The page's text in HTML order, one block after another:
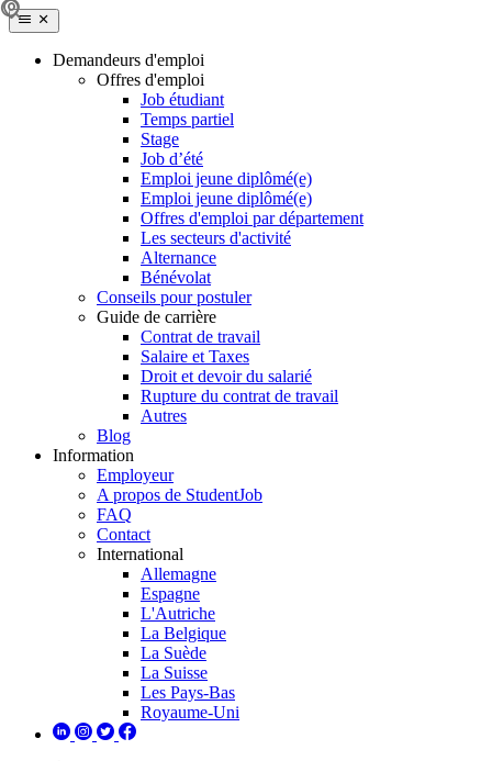
Demandeurs d'emploi
Offres d'emploi
Job étudiant
Temps partiel
Stage
Job d’été
Emploi jeune diplômé(e)
Emploi jeune diplômé(e)
Offres d'emploi par département
Les secteurs d'activité
Alternance
Bénévolat
Conseils pour postuler
Guide de carrière
Contrat de travail
Salaire et Taxes
Droit et devoir du salarié
Rupture du contrat de travail
Autres
Blog
Information
Employeur
A propos de StudentJob
FAQ
Contact
International
Allemagne
Espagne
L'Autriche
La Belgique
La Suède
La Suisse
Les Pays-Bas
Royaume-Uni